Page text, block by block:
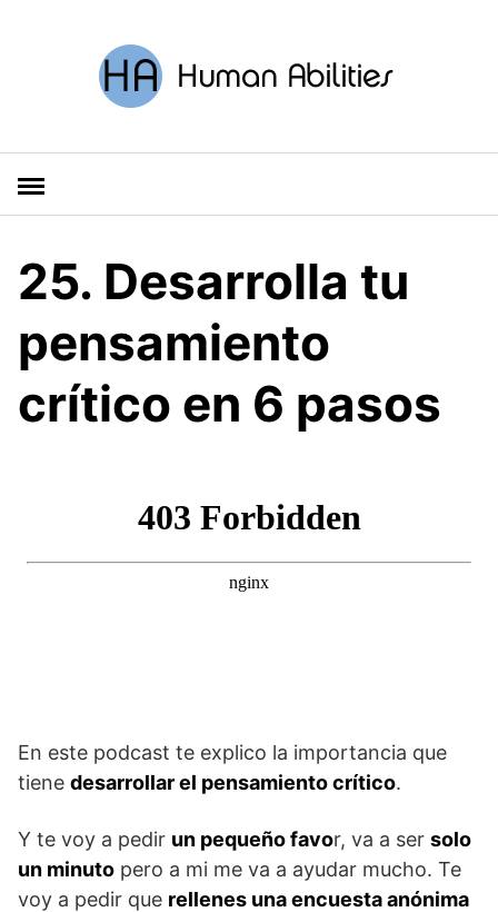
25. Desarrolla tu
pensamiento
crítico en 6 pasos
En este podcast te explico la importancia que
tiene desarrollar el pensamiento crítico.
Y te voy a pedir un pequeño favor, va a ser solo
un minuto pero a mi me va a ayudar mucho. Te
voy a pedir que rellenes una encuesta anónima